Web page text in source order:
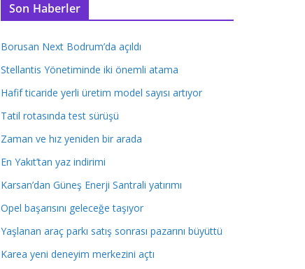
Son Haberler
Borusan Next Bodrum’da açıldı
Stellantis Yönetiminde iki önemli atama
Hafif ticaride yerli üretim model sayısı artıyor
Tatil rotasında test sürüşü
Zaman ve hız yeniden bir arada
En Yakıt’tan yaz indirimi
Karsan’dan Güneş Enerji Santrali yatırımı
Opel başarısını geleceğe taşıyor
Yaşlanan araç parkı satış sonrası pazarını büyüttü
Karea yeni deneyim merkezini açtı